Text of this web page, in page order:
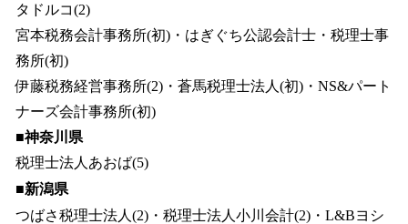
タドルコ(2)
宮本税務会計事務所(初)・はぎぐち公認会計士・税理士事
務所(初)
伊藤税務経営事務所(2)・蒼馬税理士法人(初)・NS&パート
ナーズ会計事務所(初)
■神奈川県
税理士法人あおば(5)
■新潟県
つばさ税理士法人(2)・税理士法人小川会計(2)・L&Bヨシ